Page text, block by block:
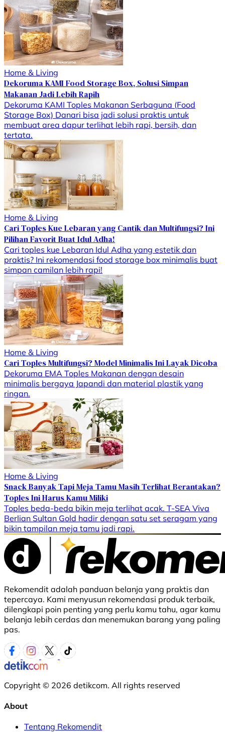
Home & Living
Dekoruma KAMI Food Storage Box, Solusi Simpan
Makanan Jadi Lebih Rapih
Dekoruma KAMI Toples Makanan Serbaguna (Food
Storage Box) Danari bisa jadi solusi praktis untuk
membuat area dapur terlihat lebih rapi, bersih, dan
tertata.
Home & Living
Cari Toples Kue Lebaran yang Cantik dan Multifungsi? Ini
Pilihan Favorit Buat Idul Adha!
Cari toples kue Lebaran Idul Adha yang estetik dan
praktis? Ini rekomendasi food storage box minimalis buat
simpan camilan lebih rapi!
Home & Living
Cari Toples Multifungsi? Model Minimalis Ini Layak Dicoba
Dekoruma EMA Toples Makanan dengan desain
minimalis bergaya Japandi dan material plastik yang
ringan.
Home & Living
Snack Banyak Tapi Meja Tamu Masih Terlihat Berantakan?
Toples Ini Harus Kamu Miliki
Toples beda-beda bikin meja terlihat acak. T-SEA Viva
Berlian Sultan Gold hadir dengan satu set seragam yang
bikin tampilan meja tamu jadi rapi.
Rekomendit adalah panduan belanja yang praktis dan
tepercaya. Kami menyusun rekomendasi produk terbaik,
dilengkapi poin penting yang perlu kamu tahu, agar kamu
belanja lebih cerdas dan menemukan barang yang paling
pas.
Copyright © 2026 detikcom. All rights reserved
About
Tentang Rekomendit